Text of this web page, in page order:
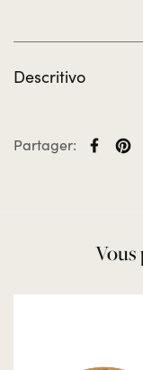
Descritivo
refroidissement.
Partager:
Vous